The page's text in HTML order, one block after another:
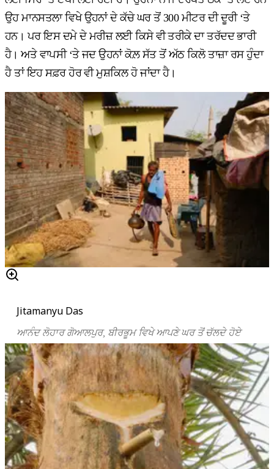
ਉਹ ਮਾਨਸਤਲਾ ਵਿਖੇ ਉਹਨਾਂ ਦੇ ਕੱਚੇ ਘਰ ਤੋਂ 300 ਮੀਟਰ ਦੀ ਦੂਰੀ ‘ਤੇ
ਹਨ। ਪਰ ਇਸ ਦਮੇ ਦੇ ਮਰੀਜ਼ ਲਈ ਕਿਸੇ ਵੀ ਤਰੀਕੇ ਦਾ ਤਰੱਦਦ ਭਾਰੀ
ਹੈ। ਅਤੇ ਵਾਪਸੀ ‘ਤੇ ਜਦ ਉਹਨਾਂ ਕੋਲ਼ ਸੱਤ ਤੋਂ ਅੱਠ ਕਿਲੋ ਤਾਜ਼ਾ ਰਸ ਹੁੰਦਾ
ਹੈ ਤਾਂ ਇਹ ਸਫ਼ਰ ਹੋਰ ਵੀ ਮੁਸ਼ਕਿਲ ਹੋ ਜਾਂਦਾ ਹੈ।
Jitamanyu Das
ਆਨੰਦ ਲੋਹਾਰ ਗੋਆਲਪੁਰ, ਬੀਰਭੂਮ ਵਿਖੇ ਆਪਣੇ ਘਰ ਤੋਂ ਚੱਲਦੇ ਹੋਏ